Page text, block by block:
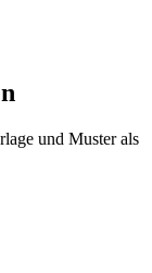
und Muster als